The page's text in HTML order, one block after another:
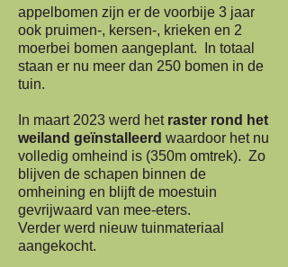
appelbomen zijn er de voorbije 3 jaar
ook pruimen-, kersen-, krieken en 2
moerbei bomen aangeplant. In totaal
staan er nu meer dan 250 bomen in de
tuin.
In maart 2023 werd het raster rond het
weiland geïnstalleerd waardoor het nu
volledig omheind is (350m omtrek). Zo
blijven de schapen binnen de
omheining en blijft de moestuin
gevrijwaard van mee-eters.
Verder werd nieuw tuinmateriaal
aangekocht.